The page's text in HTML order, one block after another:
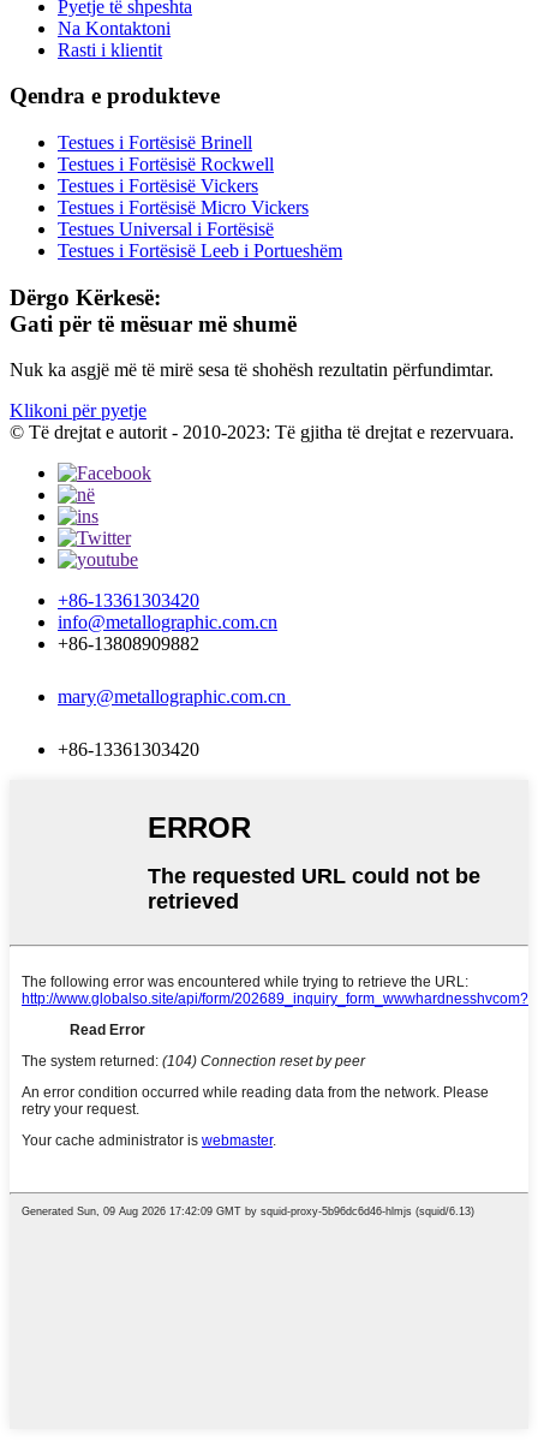
Pyetje të shpeshta
Na Kontaktoni
Rasti i klientit
Qendra e produkteve
Testues i Fortësisë Brinell
Testues i Fortësisë Rockwell
Testues i Fortësisë Vickers
Testues i Fortësisë Micro Vickers
Testues Universal i Fortësisë
Testues i Fortësisë Leeb i Portueshëm
Dërgo Kërkesë:
Gati për të mësuar më shumë
Nuk ka asgjë më të mirë sesa të shohësh rezultatin përfundimtar.
Klikoni për pyetje
© Të drejtat e autorit - 2010-2023: Të gjitha të drejtat e rezervuara.
+86-13361303420
info@metallographic.com.cn
+86-13808909882
mary@metallographic.com.cn
+86-13361303420